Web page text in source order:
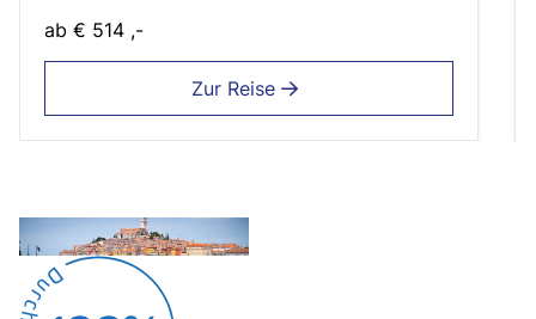
ab € 514 ,-
Zur Reise